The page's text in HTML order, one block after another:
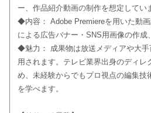
ー、作品紹介動画の制作を想定してい
◆内容： Adobe Premiereを用いた動
による広告バナー・SNS用画像の作成
◆魅力： 成果物は放送メディアや大手
用されます。テレビ業界出身のディレ
め、未経験からでもプロ視点の編集技
を学べます。